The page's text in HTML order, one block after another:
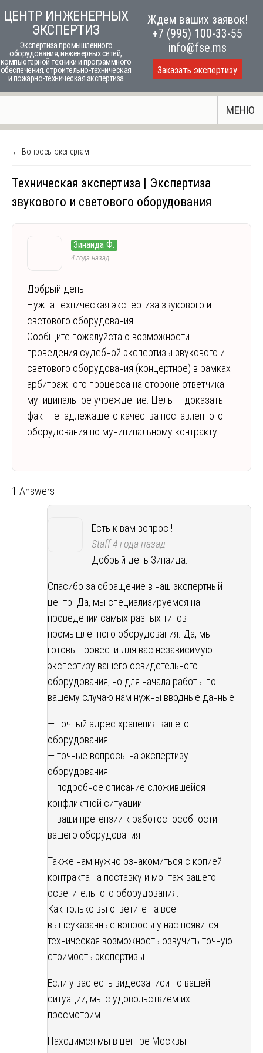
to
content
ЦЕНТР ИНЖЕНЕРНЫХ
ЭКСПЕРТИЗ
Экспертиза промышленного
оборудования, инженерных сетей,
компьютерной техники и программного
обеспечения, строительно-техническая
и пожарно-техническая экспертиза
Ждем ваших заявок!
+7 (995) 100-33-55
info@fse.ms
Заказать экспертизу
МЕНЮ
← Вопросы экспертам
Техническая экспертиза | Экспертиза
звукового и светового оборудования
Зинаида Ф.
4 года назад
Добрый день.
Нужна техническая экспертиза звукового и
светового оборудования.
Сообщите пожалуйста о возможности
проведения судебной экспертизы звукового и
светового оборудования (концертное) в рамках
арбитражного процесса на стороне ответчика —
муниципальное учреждение. Цель — доказать
факт ненадлежащего качества поставленного
оборудования по муниципальному контракту.
1 Answers
Есть к вам вопрос !
Staff4 года назад
Добрый день Зинаида.
Спасибо за обращение в наш экспертный
центр. Да, мы специализируемся на
проведении самых разных типов
промышленного оборудования. Да, мы
готовы провести для вас независимую
экспертизу вашего освидетельного
оборудования, но для начала работы по
вашему случаю нам нужны вводные данные:
— точный адрес хранения вашего
оборудования
— точные вопросы на экспертизу
оборудования
— подробное описание сложившейся
конфликтной ситуации
— ваши претензии к работоспособности
вашего оборудования
Также нам нужно ознакомиться с копией
контракта на поставку и монтаж вашего
осветительного оборудования.
Как только вы ответите на все
вышеуказанные вопросы у нас появится
техническая возможность озвучить точную
стоимость экспертизы.
Если у вас есть видеозаписи по вашей
ситуации, мы с удовольствием их
просмотрим.
Находимся мы в центре Москвы